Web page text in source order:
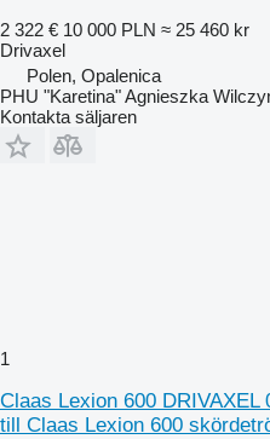
2 322 € 10 000 PLN ≈ 25 460 kr
Drivaxel
Polen, Opalenica
PHU "Karetina" Agnieszka
Kontakta säljaren
1
Claas Lexion 600
till Claas Lexion 600